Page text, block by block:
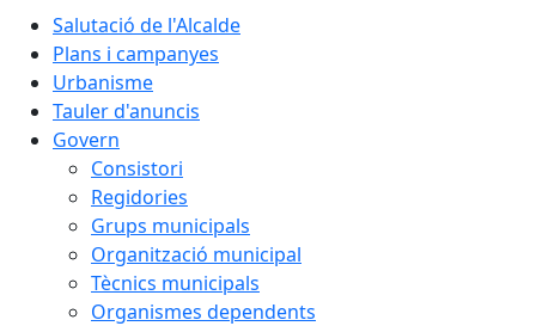
Salutació de l'Alcalde
Plans i campanyes
Urbanisme
Tauler d'anuncis
Govern
Consistori
Regidories
Grups municipals
Organització municipal
Tècnics municipals
Organismes dependents